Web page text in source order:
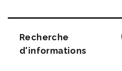
Recherche
d'informations